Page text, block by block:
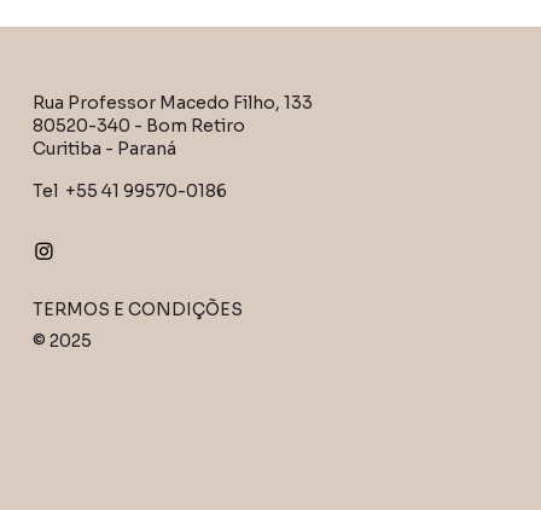
SAYURI
SAYURI
Rua Professor Macedo Filho, 133
80520-340 - Bom Retiro
Curitiba - Paraná
Tel +55 41 99570-0186
TERMOS E CONDIÇÕES
© 2025